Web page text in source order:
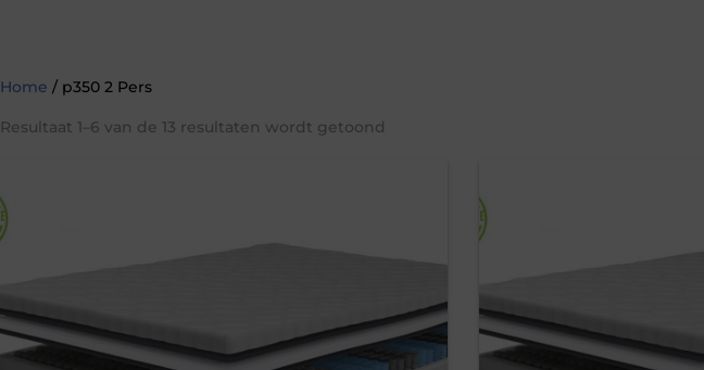
Home / p350 2 Pers
Resultaat 1–6 van de 13 resultaten wordt getoond